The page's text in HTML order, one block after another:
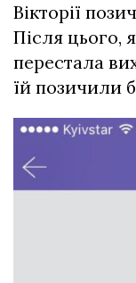
Вікторії
Після цього,
перестала
їй позичили